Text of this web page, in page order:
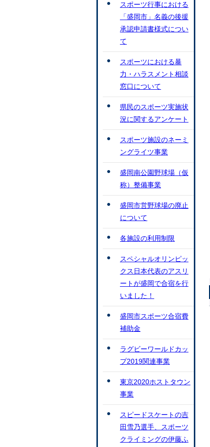
スポーツ行事における
「盛岡市」名義の後援
承認申請書様式につい
て
スポーツにおける暴
力・ハラスメント相談
窓口について
県民のスポーツ実施状
況に関するアンケート
スポーツ施設のネーミ
ングライツ事業
盛岡南公園野球場（仮
称）整備事業
盛岡市営野球場の廃止
について
各施設の利用制限
スペシャルオリンピッ
クス日本代表のアスリ
ートが盛岡で合宿を行
いました！
盛岡市スポーツ合宿費
補助金
ラグビーワールドカッ
プ2019関連事業
東京2020ホストタウン
事業
スピードスケートの吉
田雪乃選手、スポーツ
クライミングの伊藤ふ